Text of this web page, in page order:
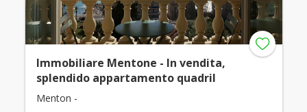
Immobiliare Mentone - In vendita,
splendido appartamento quadril
Menton -